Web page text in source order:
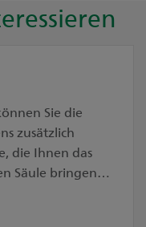
Sie die
zusätzlich
die Ihnen das
Säule bringen